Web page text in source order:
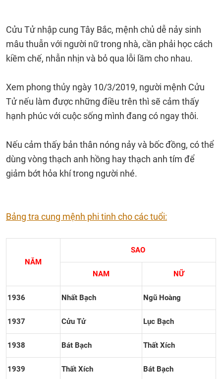
Cửu Tử nhập cung Tây Bắc, mệnh chủ dễ nảy sinh
mâu thuẫn với người nữ trong nhà, cần phải học cách
kiềm chế, nhẫn nhịn và bỏ qua lỗi lầm cho nhau.
Xem phong thủy ngày 10/3/2019, người mệnh Cửu
Tử nếu làm được những điều trên thì sẽ cảm thấy
hạnh phúc với cuộc sống mình đang có ngay thôi.
Nếu cảm thấy bản thân nóng nảy và bốc đồng, có thể
dùng vòng thạch anh hồng hay thạch anh tím để
giảm bớt hỏa khí trong người nhé.
Bảng tra cung mệnh phi tinh cho các tuổi:
NĂM
SAO
NAM NỮ
1936 Nhất Bạch Ngũ Hoàng
1937 Cửu Tử Lục Bạch
1938 Bát Bạch Thất Xích
1939 Thất Xích Bát Bạch